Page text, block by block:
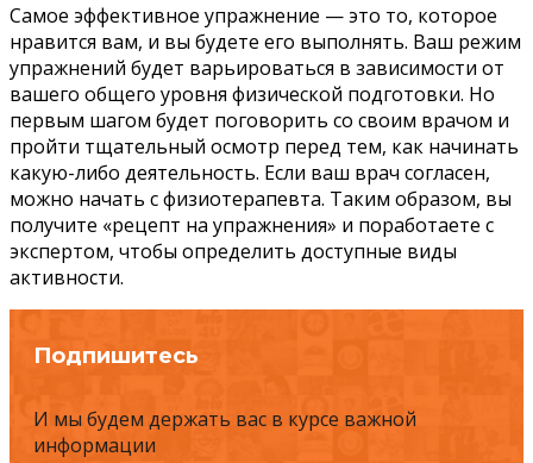
Самое эффективное упражнение — это то, которое
нравится вам, и вы будете его выполнять. Ваш режим
упражнений будет варьироваться в зависимости от
вашего общего уровня физической подготовки. Но
первым шагом будет поговорить со своим врачом и
пройти тщательный осмотр перед тем, как начинать
какую-либо деятельность. Если ваш врач согласен,
можно начать с физиотерапевта. Таким образом, вы
получите «рецепт на упражнения» и поработаете с
экспертом, чтобы определить доступные виды
активности.
Подпишитесь
И мы будем держать вас в курсе важной
информации